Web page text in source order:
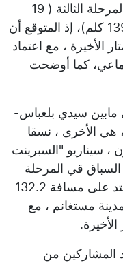
ومن ولاية تلمسان، تعطى انطلاقة المرحلة الثالثة ( 19
أفريل) نحو ولاية سيدي بلعباس (139.1 كلم)، إذ المتوقع أن
الأخيرة ، مع اعتماد
كما أوضحت
مابين سيدي بلعباس-
على مسافة 134.9 كلم، هي الأخرى ، نسقا
، سيناريو "السبرينت
السباق قي المرحلة
الخامسة، مستغانم- مستغانم ، الممتد على مسافة 132.2
مستغانم ، مع
المشاركين من